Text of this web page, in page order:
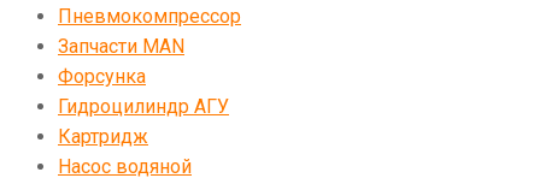
Пневмокомпрессор
Запчасти MAN
Форсунка
Гидроцилиндр АГУ
Картридж
Насос водяной